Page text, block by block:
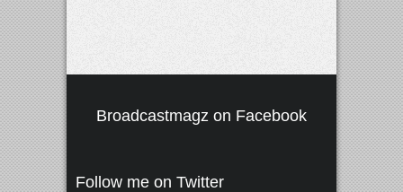
Broadcastmagz on Facebook
Follow me on Twitter